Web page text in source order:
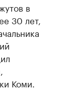
в
30 лет,
Коми.